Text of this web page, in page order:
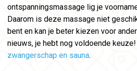
ontspanningsmassage lig je
Daarom is deze massage niet
bent en kan je beter kiezen voor
nieuws, je hebt nog voldoende
zwangerschap en sauna.